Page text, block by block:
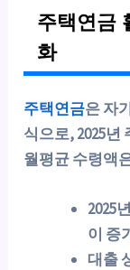
주택연금
화
주택연금은 자
식으로, 2025년
월평균 수령액
2025
이 증
대출